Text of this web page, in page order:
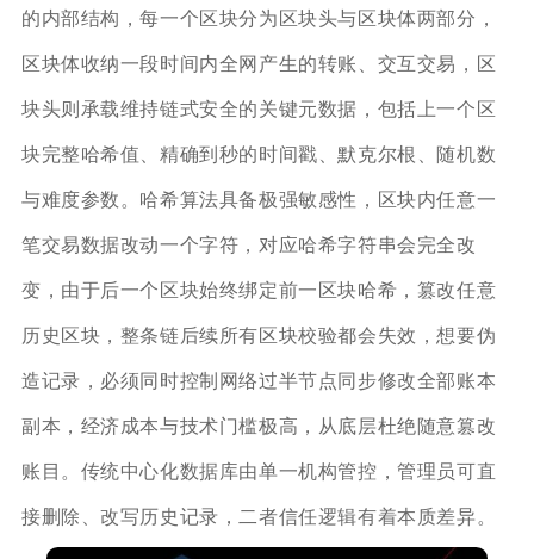
的内部结构，每一个区块分为区块头与区块体两部分，
区块体收纳一段时间内全网产生的转账、交互交易，区
块头则承载维持链式安全的关键元数据，包括上一个区
块完整哈希值、精确到秒的时间戳、默克尔根、随机数
与难度参数。哈希算法具备极强敏感性，区块内任意一
笔交易数据改动一个字符，对应哈希字符串会完全改
变，由于后一个区块始终绑定前一区块哈希，篡改任意
历史区块，整条链后续所有区块校验都会失效，想要伪
造记录，必须同时控制网络过半节点同步修改全部账本
副本，经济成本与技术门槛极高，从底层杜绝随意篡改
账目。传统中心化数据库由单一机构管控，管理员可直
接删除、改写历史记录，二者信任逻辑有着本质差异。